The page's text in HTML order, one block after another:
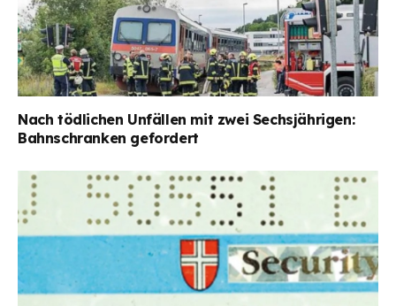
Nach tödlichen Unfällen mit zwei Sechsjährigen:
Bahnschranken gefordert